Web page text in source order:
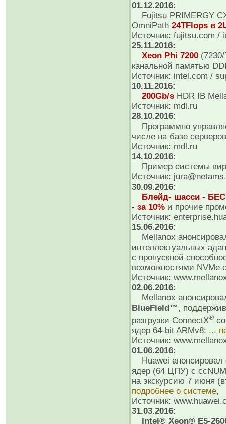
01.12.2016:
Fujitsu PRIMERGY
OmniPath 24TFlops в
Источник: fujitsu.com /
25.11.2016:
Xeon Phi 7200
канальной памятью
Источник: intel.com /
10.11.2016:
200Gb/s HDR IB
Источник: mdl.ru
28.10.2016:
Программно
числе на базе
Источник: mdl.ru
14.10.2016:
Пример системы
Источник:
30.09.2016:
Блейд- шасси -
- за 10% и прочие
Источник:
15.06.2016:
Mellanox
интеллектуальных
с пропускной
возможностями NVMe
Источник:
02.06.2016:
Mellanox
BlueField™,
разгрузки ConnectX®
ядер 64-bit ARMv8: ...
Источник:
01.06.2016:
Huawei анонсировал
ядер (64 ЦПУ) с
на экскурсию 7 июня
подробнее о системе,
Источник:
31.03.2016:
Intel® Xeon® E5-